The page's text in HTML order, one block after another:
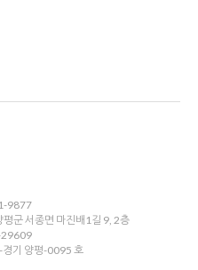
9877
평군 서종면 마진배1길 9, 2층
기 양평-0095 호